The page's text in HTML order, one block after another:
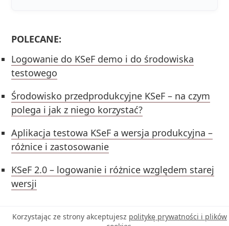
POLECANE:
Logowanie do KSeF demo i do środowiska
testowego
Środowisko przedprodukcyjne KSeF – na czym
polega i jak z niego korzystać?
Aplikacja testowa KSeF a wersja produkcyjna –
różnice i zastosowanie
KSeF 2.0 – logowanie i różnice względem starej
wersji
Korzystając ze strony akceptujesz politykę prywatności i plików